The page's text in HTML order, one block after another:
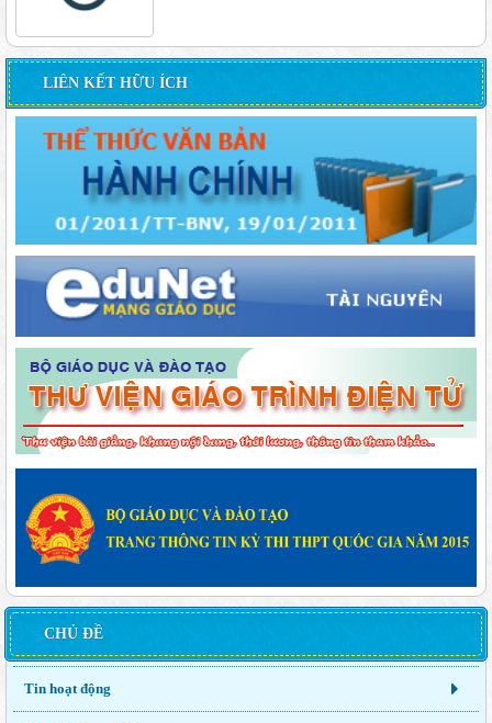
LIÊN KẾT HỮU ÍCH
CHỦ ĐỀ
Tin hoạt động